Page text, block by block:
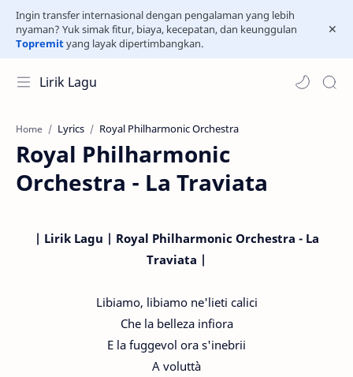
Ingin transfer internasional dengan pengalaman yang lebih
nyaman? Yuk simak fitur, biaya, kecepatan, dan keunggulan
Topremityang layak dipertimbangkan.
Lirik Lagu
Home Lyrics Royal Philharmonic Orchestra
Royal Philharmonic
Orchestra - La Traviata
| Lirik Lagu | Royal Philharmonic Orchestra - La
Traviata |
Libiamo, libiamo ne'lieti calici
Che la belleza infiora
E la fuggevol ora s'inebrii
A voluttà